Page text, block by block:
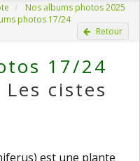
Nos albums photos 2025
photos 17/24
Retour
17/24
cistes
est une plante